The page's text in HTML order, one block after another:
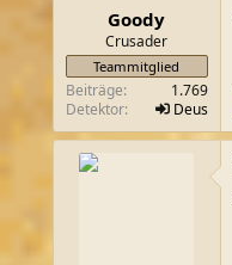
Goody
Crusader
Teammitglied
Beiträge
1.769
Detektor
Deus